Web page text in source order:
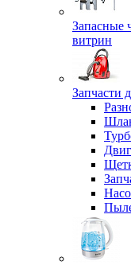
Запасные
витрин
Запчасти